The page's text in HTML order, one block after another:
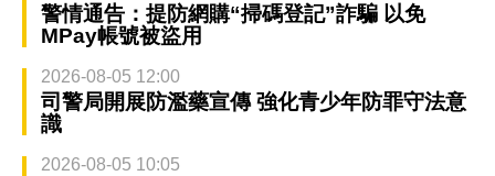
警情通告：提防網購“掃碼登記”詐騙 以免
MPay帳號被盜用
2026-08-05 12:00
司警局開展防濫藥宣傳 強化青少年防罪守法意
識
2026-08-05 10:05